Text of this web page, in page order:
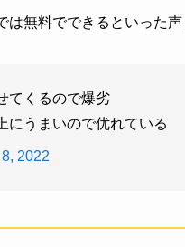
無料でできるといった声
てくるので爆劣
にうまいので优れている
2022